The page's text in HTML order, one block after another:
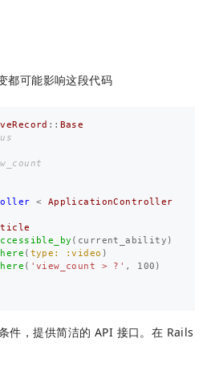
都可能影响这段代码
:: Base
<
ApplicationController
( current_ability )
( type: :video )
( 'view_count > ?' , 100 )
件，提供简洁的 API 接口。在 Rails